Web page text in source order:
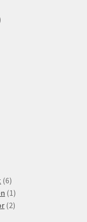
66
produktů
1 1
produkt
22